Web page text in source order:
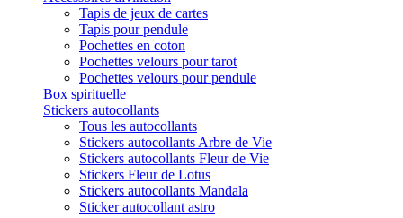
Tapis de jeux de cartes
Tapis pour pendule
Pochettes en coton
Pochettes velours pour tarot
Pochettes velours pour pendule
Box spirituelle
Stickers autocollants
Tous les autocollants
Stickers autocollants Arbre de Vie
Stickers autocollants Fleur de Vie
Stickers Fleur de Lotus
Stickers autocollants Mandala
Sticker autocollant astro